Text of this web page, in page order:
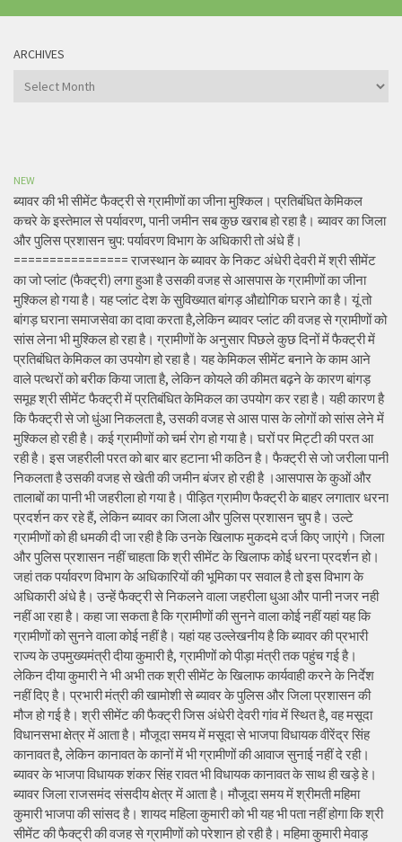
ARCHIVES
Archives
NEW
ब्यावर की भी सीमेंट फैक्ट्री से ग्रामीणों का जीना मुश्किल। प्रतिबंधित केमिकल
कचरे के इस्तेमाल से पर्यावरण, पानी जमीन सब कुछ खराब हो रहा है। ब्यावर का जिला
और पुलिस प्रशासन चुप: पर्यावरण विभाग के अधिकारी तो अंधे हैं।
================ राजस्थान के ब्यावर के निकट अंधेरी देवरी में श्री सीमेंट
का जो प्लांट (फैक्ट्री) लगा हुआ है उसकी वजह से आसपास के ग्रामीणों का जीना
मुश्किल हो गया है। यह प्लांट देश के सुविख्यात बांगड़ औद्योगिक घराने का है। यूं तो
बांगड़ घराना समाजसेवा का दावा करता है,लेकिन ब्यावर प्लांट की वजह से ग्रामीणों को
सांस लेना भी मुश्किल हो रहा है। ग्रामीणों के अनुसार पिछले कुछ दिनों में फैक्ट्री में
प्रतिबंधित केमिकल का उपयोग हो रहा है। यह केमिकल सीमेंट बनाने के काम आने
वाले पत्थरों को बरीक किया जाता है, लेकिन कोयले की कीमत बढ़ने के कारण बांगड़
समूह श्री सीमेंट फैक्ट्री में प्रतिबंधित केमिकल का उपयोग कर रहा है। यही कारण है
कि फैक्ट्री से जो धुंआ निकलता है, उसकी वजह से आस पास के लोगों को सांस लेने में
मुश्किल हो रही है। कई ग्रामीणों को चर्म रोग हो गया है। घरों पर मिट्टी की परत आ
रही है। इस जहरीली परत को बार बार हटाना भी कठिन है। फैक्ट्री से जो जरीला पानी
निकलता है उसकी वजह से खेती की जमीन बंजर हो रही है ।आसपास के कुओं और
तालाबों का पानी भी जहरीला हो गया है। पीड़ित ग्रामीण फैक्ट्री के बाहर लगातार धरना
प्रदर्शन कर रहे हैं, लेकिन ब्यावर का जिला और पुलिस प्रशासन चुप है। उल्टे
ग्रामीणों को ही धमकी दी जा रही है कि उनके खिलाफ मुकदमे दर्ज किए जाएंगे। जिला
और पुलिस प्रशासन नहीं चाहता कि श्री सीमेंट के खिलाफ कोई धरना प्रदर्शन हो।
जहां तक पर्यावरण विभाग के अधिकारियों की भूमिका पर सवाल है तो इस विभाग के
अधिकारी अंधे है। उन्हें फैक्ट्री से निकलने वाला जहरीला धुआ और पानी नजर नही
नहीं आ रहा है। कहा जा सकता है कि ग्रामीणों की सुनने वाला कोई नहीं यहां यह कि
ग्रामीणों को सुनने वाला कोई नहीं है। यहां यह उल्लेखनीय है कि ब्यावर की प्रभारी
राज्य के उपमुख्यमंत्री दीया कुमारी है, ग्रामीणों को पीड़ा मंत्री तक पहुंच गई है।
लेकिन दीया कुमारी ने भी अभी तक श्री सीमेंट के खिलाफ कार्यवाही करने के निर्देश
नहीं दिए है। प्रभारी मंत्री की खामोशी से ब्यावर के पुलिस और जिला प्रशासन की
मौज हो गई है। श्री सीमेंट की फैक्ट्री जिस अंधेरी देवरी गांव में स्थित है, वह मसूदा
विधानसभा क्षेत्र में आता है। मौजूदा समय में मसूदा से भाजपा विधायक वीरेंद्र सिंह
कानावत है, लेकिन कानावत के कानों में भी ग्रामीणों की आवाज सुनाई नहीं दे रही।
ब्यावर के भाजपा विधायक शंकर सिंह रावत भी विधायक कानावत के साथ ही खड़े हे।
ब्यावर जिला राजसमंद संसदीय क्षेत्र में आता है। मौजूदा समय में श्रीमती महिमा
कुमारी भाजपा की सांसद है। शायद महिला कुमारी को भी यह भी पता नहीं होगा कि श्री
सीमेंट की फैक्ट्री की वजह से ग्रामीणों को परेशान हो रही है। महिमा कुमारी मेवाड़